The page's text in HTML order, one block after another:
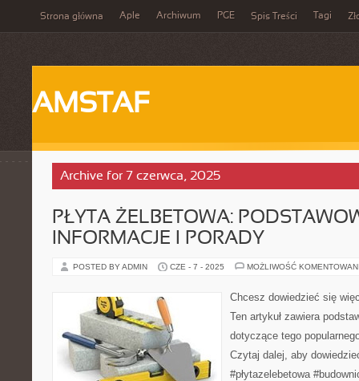
Strona główna Aple Archiwum PGE Spis Treści Tagi
AMSTAF
Archive for 7 czerwca, 2025
PŁYTA ŻELBETOWA:
INFORMACJE I PORADY
POSTED BY ADMIN CZE - 7 - 2025 MOŻLIWOŚĆ
Chcesz dowiedzieć się
Ten artykuł zawiera
dotyczące tego
Czytaj dalej, aby
#płytazelebetowa